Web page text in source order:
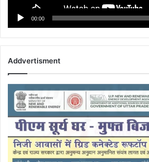
00:00
Addvertisment